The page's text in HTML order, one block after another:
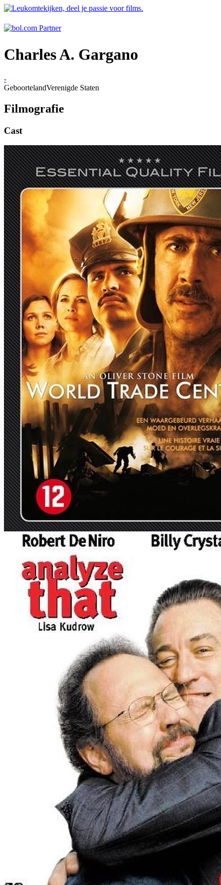
Charles A. Gargano
-
GeboortelandVerenigde Staten
Filmografie
Cast